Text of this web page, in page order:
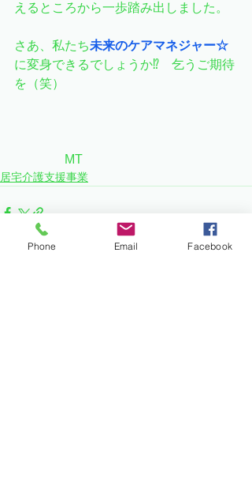
えるところから一歩踏み出しました。
さあ、私たち未来のケアマネジャー☆
に変身できるでしょうか⁉　乞うご期待
を（笑）
MT
居宅介護支援事業
Phone Email Facebook